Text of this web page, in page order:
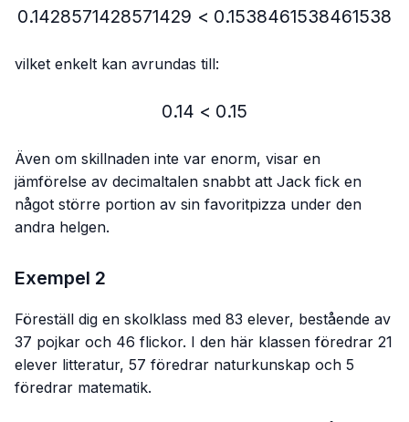
0.1428571428571429 <
0.1428571428571429 < 0.1538461538461538
vilket enkelt kan avrundas till:
0.14 < 0.15
0.14 < 0.15
Även om skillnaden inte var enorm, visar en
jämförelse av decimaltalen snabbt att Jack fick en
något större portion av sin favoritpizza under den
andra helgen.
Exempel 2
Föreställ dig en skolklass med 83 elever, bestående av
37 pojkar och 46 flickor. I den här klassen föredrar 21
elever litteratur, 57 föredrar naturkunskap och 5
föredrar matematik.